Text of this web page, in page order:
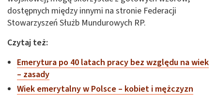
dostępnych między innymi na stronie Federacji
Stowarzyszeń Służb Mundurowych RP.
Czytaj też:
Emerytura po 40 latach pracy bez względu na wiek
– zasady
Wiek emerytalny w Polsce – kobiet i mężczyzn